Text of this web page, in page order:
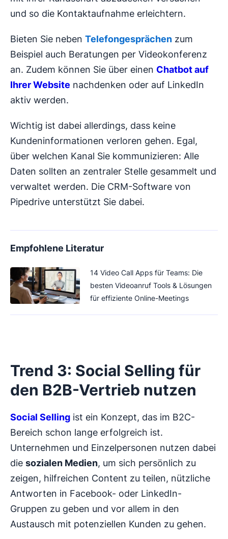
und so die Kontaktaufnahme erleichtern.
Bieten Sie neben Telefongesprächen zum
Beispiel auch Beratungen per Videokonferenz
an. Zudem können Sie über einen Chatbot auf
Ihrer Website nachdenken oder auf LinkedIn
aktiv werden.
Wichtig ist dabei allerdings, dass keine
Kundeninformationen verloren gehen. Egal,
über welchen Kanal Sie kommunizieren: Alle
Daten sollten an zentraler Stelle gesammelt und
verwaltet werden. Die CRM-Software von
Pipedrive unterstützt Sie dabei.
Empfohlene Literatur
14 Video Call Apps für Teams: Die
besten Videoanruf Tools & Lösungen
für effiziente Online-Meetings
Trend 3: Social Selling für
den B2B-Vertrieb nutzen
Social Selling ist ein Konzept, das im B2C-
Bereich schon lange erfolgreich ist.
Unternehmen und Einzelpersonen nutzen dabei
die sozialen Medien, um sich persönlich zu
zeigen, hilfreichen Content zu teilen, nützliche
Antworten in Facebook- oder LinkedIn-
Gruppen zu geben und vor allem in den
Austausch mit potenziellen Kunden zu gehen.